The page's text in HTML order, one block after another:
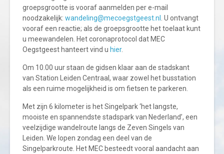
groepsgrootte is vooraf aanmelden per e-mail
noodzakelijk: wandeling@mecoegstgeest.nl . U ontvangt
vooraf een reactie; als de groepsgrootte het toelaat kunt
u meewandelen. Het coronaprotocol dat MEC
Oegstgeest hanteert vind u hier.
Om 10.00 uur staan de gidsen klaar aan de stadskant
van Station Leiden Centraal, waar zowel het busstation
als een ruime mogelijkheid is om fietsen te parkeren.
Met zijn 6 kilometer is het Singelpark ‘het langste,
mooiste en spannendste stadspark van Nederland’, een
veelzijdige wandelroute langs de Zeven Singels van
Leiden. We lopen zondag een deel van de
Singelparkroute. Het MEC besteedt vooral aandacht aan